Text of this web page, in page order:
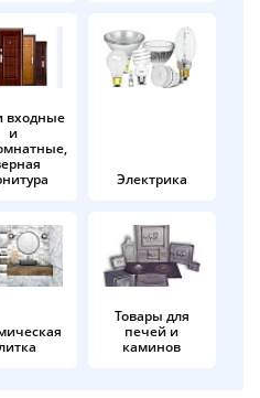
входные
и
Электрика
Товары для
печей и
каминов
раз в 2
вопросы?
02-51